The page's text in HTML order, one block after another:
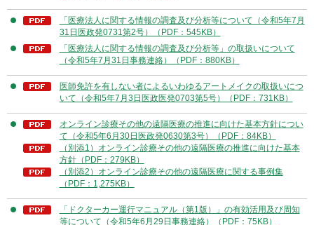
「医療法人に関する情報の調査及び分析等について（令和5年7月
31日医政発0731第2号）（PDF：545KB）
「医療法人に関する情報の調査及び分析等」の取扱いについて
（令和5年7月31日事務連絡）（PDF：880KB）
医師免許を有しない者によるいわゆるアートメイクの取扱いにつ
いて（令和5年7月3日医政医発0703第5号）（PDF：731KB）
オンライン診療その他の遠隔医療の推進に向けた基本方針につい
て（令和5年6月30日医政発0630第3号）（PDF：84KB）
（別添1）オンライン診療その他の遠隔医療の推進に向けた基本
方針（PDF：279KB）
（別添2）オンライン診療その他の遠隔医療に関する事例集
（PDF：1,275KB）
「ドクターカー運行マニュアル（第1版）」の有効活用及び周知
等について（令和5年6月29日事務連絡）（PDF：75KB）